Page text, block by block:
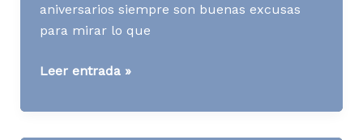
aniversarios siempre son buenas excusas
para mirar lo que
Media
S16
Leer entrada »